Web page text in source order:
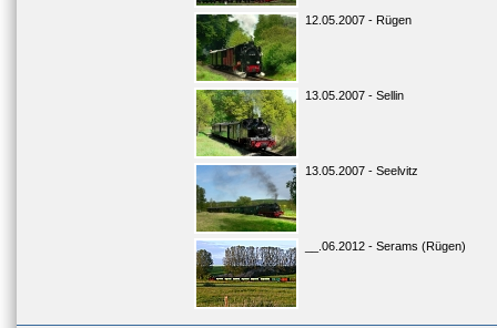
12.05.2007 - Rügen
13.05.2007 - Sellin
13.05.2007 - Seelvitz
__.06.2012 - Serams (Rügen)